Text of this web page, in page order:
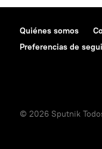
Quiénes somos
Preferencias de
© 2026 Sputnik